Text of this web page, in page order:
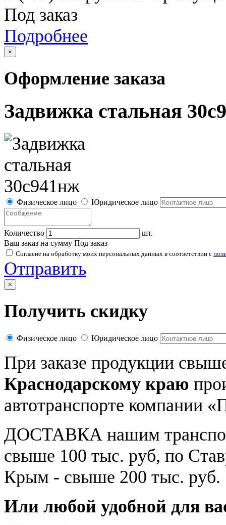
Под заказ
Подробнее
×
Оформление заказа
Задвижка стальная
Физическое лицо Юридическое лицо
Количество
шт.
Ваш заказ на сумму Под заказ
Согласие на обработку моих персональных данных в соответствии с
Отправить
×
Получить скидку
Физическое лицо Юридическое лицо
При заказе продукции
Краснодарскому краю
автотранспорте компании
ДОСТАВКА нашим
свыше 100 тыс. руб, по
Крым - свыше 200 тыс. руб.
Или любой удобной для